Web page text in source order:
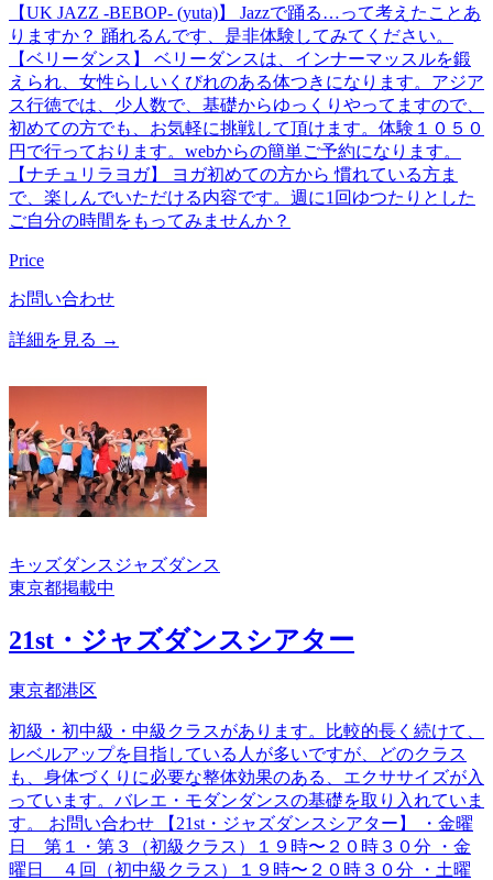
【UK JAZZ -BEBOP- (yuta)】 Jazzで踊る…って考えたことあ
りますか？ 踊れるんです、是非体験してみてください。
【ベリーダンス】 ベリーダンスは、インナーマッスルを鍛
えられ、女性らしいくびれのある体つきになります。アジア
ス行徳では、少人数で、基礎からゆっくりやってますので、
初めての方でも、お気軽に挑戦して頂けます。体験１０５０
円で行っております。webからの簡単ご予約になります。
【ナチュリラヨガ】 ヨガ初めての方から 慣れている方ま
で、楽しんでいただける内容です。週に1回ゆつたりとした
ご自分の時間をもってみませんか？
Price
お問い合わせ
詳細を見る →
キッズダンス ジャズダンス
東京都掲載中
21st・ジャズダンスシアター
東京都港区
初級・初中級・中級クラスがあります。比較的長く続けて、
レベルアップを目指している人が多いですが、どのクラス
も、身体づくりに必要な整体効果のある、エクササイズが入
っています。バレエ・モダンダンスの基礎を取り入れていま
す。 お問い合わせ 【21st・ジャズダンスシアター】 ・金曜
日 第１・第３（初級クラス）１９時〜２０時３０分 ・金
曜日 ４回（初中級クラス）１９時〜２０時３０分 ・土曜